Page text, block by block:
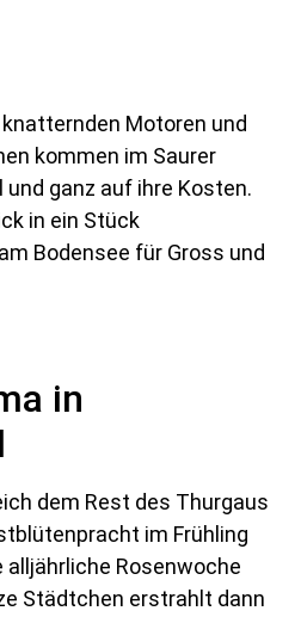
knatternden Motoren und
kommen im Saurer
und ganz auf ihre Kosten.
in ein Stück
Bodensee für Gross und
in
dem Rest des Thurgaus
im Frühling
alljährliche Rosenwoche
Städtchen erstrahlt dann